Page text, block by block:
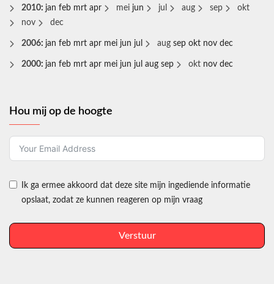
2010: jan feb mrt apr mei jun jul aug sep
okt
nov
dec
2006: jan feb mrt apr mei jun jul aug sep okt nov dec
2000: jan feb mrt apr mei jun jul aug sep okt nov dec
Hou mij op de hoogte
Ik ga ermee akkoord dat deze site mijn ingediende informatie
opslaat, zodat ze kunnen reageren op mijn vraag
Verstuur